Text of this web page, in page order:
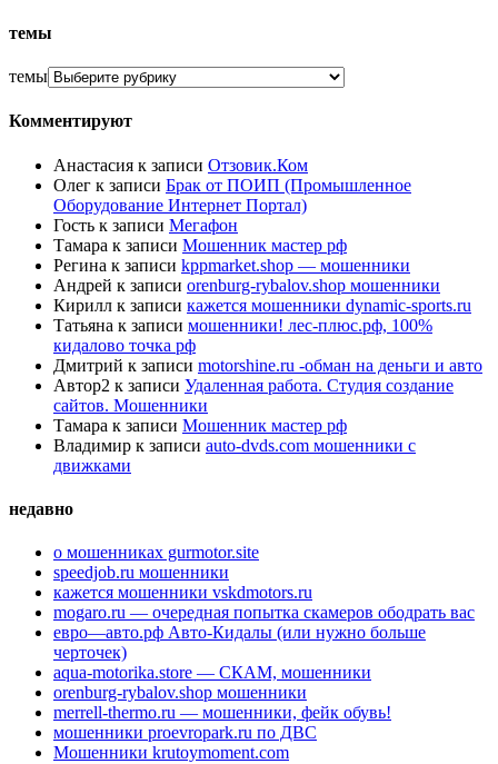
темы
темы
Комментируют
Анастасия к записи Отзовик.Ком
Олег к записи Брак от ПОИП (Промышленное
Оборудование Интернет Портал)
Гость к записи Мегафон
Тамара к записи Мошенник мастер рф
Регина к записи kppmarket.shop — мошенники
Андрей к записи orenburg-rybalov.shop мошенники
Кирилл к записи кажется мошенники dynamic-sports.ru
Татьяна к записи мошенники! лес-плюс.рф, 100%
кидалово точка рф
Дмитрий к записи motorshine.ru -обман на деньги и авто
Автор2 к записи Удаленная работа. Студия создание
сайтов. Мошенники
Тамара к записи Мошенник мастер рф
Владимир к записи auto-dvds.com мошенники с
движками
недавно
о мошенниках gurmotor.site
speedjob.ru мошенники
кажется мошенники vskdmotors.ru
mogaro.ru — очередная попытка скамеров ободрать вас
евро—авто.рф Авто-Кидалы (или нужно больше
черточек)
aqua-motorika.store — СКАМ, мошенники
orenburg-rybalov.shop мошенники
merrell-thermo.ru — мошенники, фейк обувь!
мошенники proevropark.ru по ДВС
Мошенники krutoymoment.com